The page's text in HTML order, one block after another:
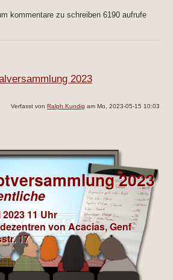
kommentare zu schreiben 6190 aufrufe
2023
Verfasst vonRalph Kundig am Mo, 2023-05-15 10:03
2023
11 Uhr
von Acacias, Genf
17